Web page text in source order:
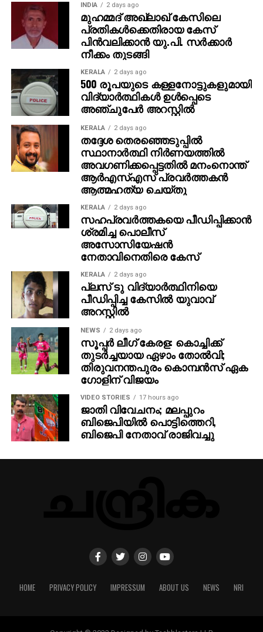
INDIA 2 days ago
മുഹമ്മദ് അഖ്‌ലാഖ് കേസിലെ
പ്രതികള്‍ക്കെതിരായ കേസ്
പിന്‍വലിക്കാന്‍ യു.പി. സര്‍ക്കാര്‍
നീക്കം തുടങ്ങി
KERALA 2 days ago
500 രൂപയുടെ കള്ളനോട്ടുകളുമായി
വിദ്യാര്‍ത്ഥികള്‍ ഉള്‍പ്പെടെ
അഞ്ചുപേര്‍ അറസ്റ്റില്‍
KERALA 2 days ago
തദ്ദേശ തെരഞ്ഞെടുപ്പില്‍
സ്ഥാനാര്‍ത്ഥി നിര്‍ണയത്തില്‍
അവഗണിക്കപ്പെട്ടതില്‍ മനംനൊന്ത്
ആര്‍എസ്എസ് പ്രവര്‍ത്തകന്‍
ആത്മഹത്യ ചെയ്തു
KERALA 2 days ago
സഹപ്രവര്‍ത്തകയെ പീഡിപ്പിക്കാന്‍
ശ്രമിച്ച പൊലീസ്
അസോസിയേഷന്‍
നേതാവിനെതിരെ കേസ്
KERALA 2 days ago
പ്ലസ് ടു വിദ്യാര്‍ത്ഥിനിയെ
പീഡിപ്പിച്ച കേസില്‍ യുവാവ്
അറസ്റ്റില്‍
NEWS 2 days ago
സൂപ്പര്‍ ലീഗ് കേരള: കൊച്ചിക്ക്
തുടര്‍ച്ചയായ ഏഴാം തോല്‍വി;
തിരുവനന്തപുരം കൊമ്പന്‍സ് ഏക
ഗോളിന് വിജയം
VIDEO STORIES 17 hours ago
ജാതി വിവേചനം; മലപ്പുറം
ബിജെപിയില്‍ പൊട്ടിത്തെറി,
ബിജെപി നേതാവ് രാജിവച്ചു
HOME PRIVACY POLICY IMPRESSUM ABOUT US NEWS NRI